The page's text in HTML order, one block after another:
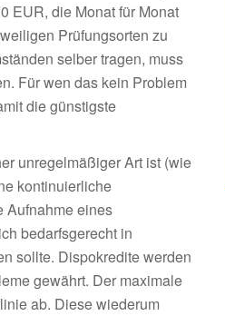
EUR, die Monat für Monat
Prüfungsorten zu
selber tragen, muss
Für wen das kein Problem
die günstigste
unregelmäßiger Art ist (wie
kontinuierliche
Aufnahme eines
bedarfsgerecht in
sollte. Dispokredite werden
gewährt. Der maximale
ab. Diese wiederum